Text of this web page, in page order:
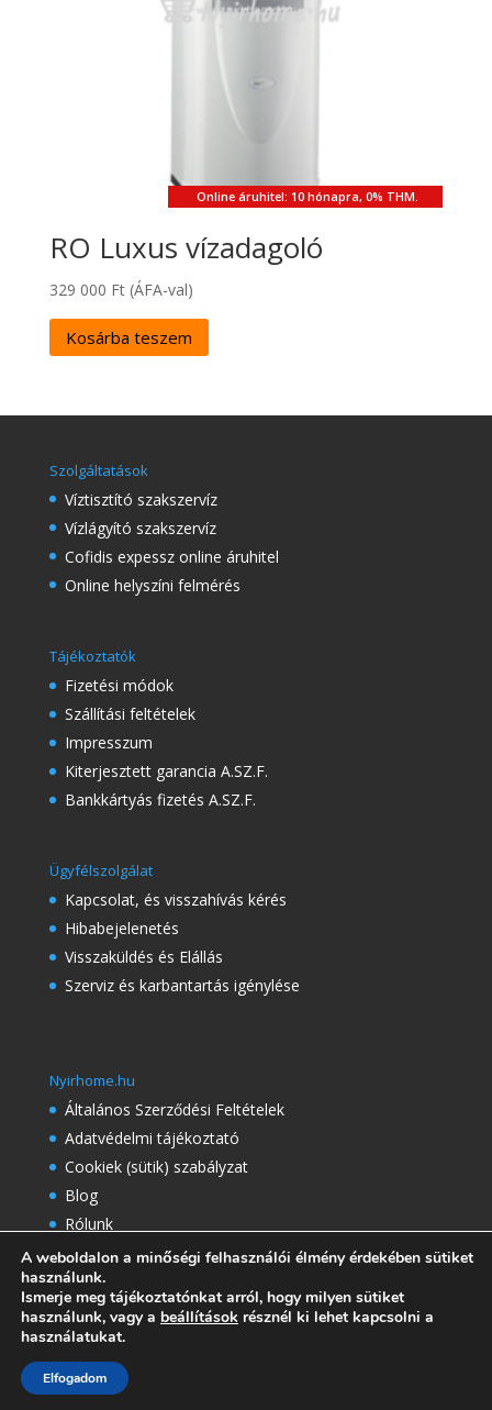
Online áruhitel: 10 hónapra, 0% THM.
RO Luxus vízadagoló
329 000 Ft (ÁFA-val)
Kosárba teszem
Szolgáltatások
Víztisztító szakszervíz
Vízlágyító szakszervíz
Cofidis expessz online áruhitel
Online helyszíni felmérés
Tájékoztatók
Fizetési módok
Szállítási feltételek
Impresszum
Kiterjesztett garancia A.SZ.F.
Bankkártyás fizetés A.SZ.F.
Ügyfélszolgálat
Kapcsolat, és visszahívás kérés
Hibabejelenetés
Visszaküldés és Elállás
Szerviz és karbantartás igénylése
Nyirhome.hu
Általános Szerződési Feltételek
Adatvédelmi tájékoztató
Cookiek (sütik) szabályzat
Blog
Rólunk
Referenciák
Gyakran Ismételt Kérdések
A weboldalon a minőségi felhasználói élmény érdekében sütiket
használunk.
Ismerje meg tájékoztatónkat arról, hogy milyen sütiket
használunk, vagy a beállítások résznél ki lehet kapcsolni a
használatukat.
Elfogadom